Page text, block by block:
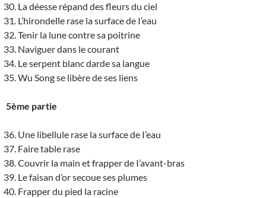
La déesse répand des fleurs du ciel
L’hirondelle rase la surface de I’eau
Tenir la lune contre sa poitrine
Naviguer dans le courant
Le serpent blanc darde sa langue
Wu Song se libère de ses liens
5ème partie
Une libellule rase la surface de I’eau
Faire table rase
Couvrir la main et frapper de I’avant-bras
Le faisan d’or secoue ses plumes
Frapper du pied la racine